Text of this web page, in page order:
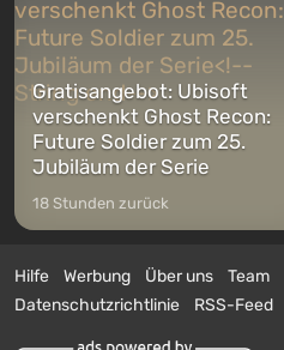
Gratisangebot: Ubisoft
verschenkt Ghost Recon:
Future Soldier zum 25.
Jubiläum der Serie
18 Stunden zurück
Hilfe Werbung Über uns Team
Datenschutzrichtlinie
RSS-Feed